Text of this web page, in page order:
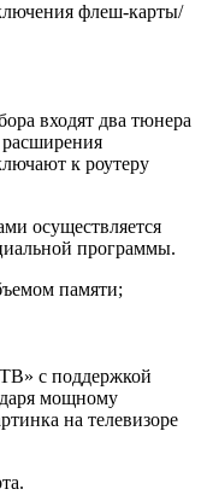
флеш-карты/
входят два тюнера
к роутеру
осуществляется
программы.
памяти;
с поддержкой
мощному
на телевизоре